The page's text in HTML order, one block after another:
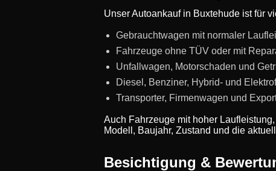
Unser Autoankauf in Buxtehude ist für
Gebrauchtwagen mit normaler
Fahrzeuge ohne TÜV oder mit
Unfallwagen, Motorschaden und
Diesel, Benziner, Hybrid- und
Transporter, Firmenwagen und
Auch Fahrzeuge mit hoher
Modell, Baujahr, Zustand und die
Besichtigung &